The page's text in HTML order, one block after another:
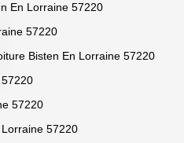
En Lorraine 57220
57220
Bisten En Lorraine 57220
57220
57220